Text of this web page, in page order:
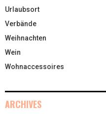
Urlaubsort
Verbände
Weihnachten
Wein
Wohnaccessoires
ARCHIVES